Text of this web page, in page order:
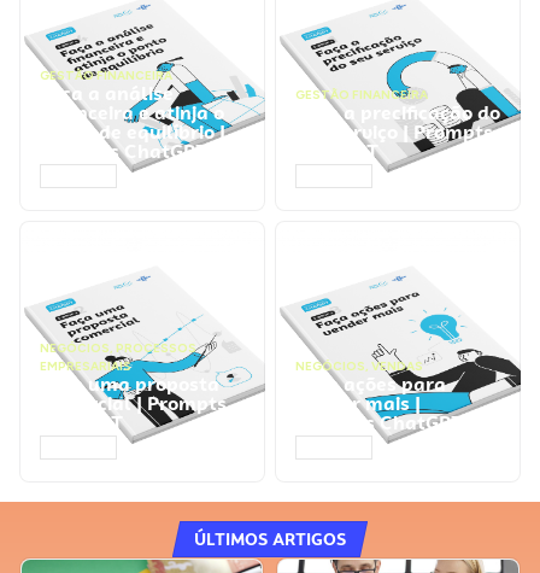
GESTÃO FINANCEIRA
Faça a análise
financeira e atinja o
ponto de equilíbrio |
Prompts ChatGPT
GESTÃO FINANCEIRA
Faça a precificação do
seu serviço | Prompts
ChatGPT
NEGÓCIOS, PROCESSOS
EMPRESARIAIS
Faça uma proposta
comercial | Prompts
ChatGPT
NEGÓCIOS, VENDAS
Faça ações para
vender mais |
Prompts ChatGPT
ÚLTIMOS ARTIGOS